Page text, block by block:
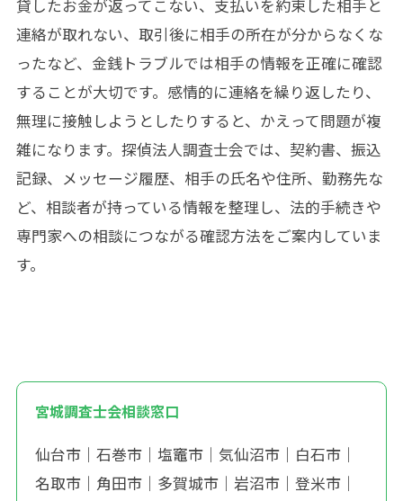
貸したお金が返ってこない、支払いを約束した相手と
連絡が取れない、取引後に相手の所在が分からなくな
ったなど、金銭トラブルでは相手の情報を正確に確認
することが大切です。感情的に連絡を繰り返したり、
無理に接触しようとしたりすると、かえって問題が複
雑になります。探偵法人調査士会では、契約書、振込
記録、メッセージ履歴、相手の氏名や住所、勤務先な
ど、相談者が持っている情報を整理し、法的手続きや
専門家への相談につながる確認方法をご案内していま
す。
宮城調査士会相談窓口
仙台市｜ 石巻市｜ 塩竈市｜ 気仙沼市｜ 白石市｜
名取市｜ 角田市｜ 多賀城市｜ 岩沼市｜ 登米市｜